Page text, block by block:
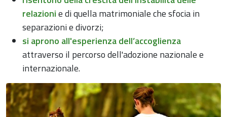
relazionie di quella matrimoniale che sfocia in
separazioni e divorzi;
si aprono all'esperienza dell’accoglienza
attraverso il percorso dell'adozione nazionale e
internazionale.